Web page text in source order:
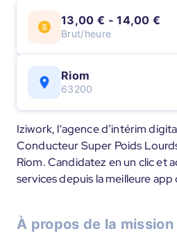
13,00 € - 14,00 €
Brut/heure
Riom
63200
Iziwork, l'agence d’intérim
Conducteur Super Poids
Riom. Candidatez en un clic et
services depuis la meilleure app
À propos de la mission